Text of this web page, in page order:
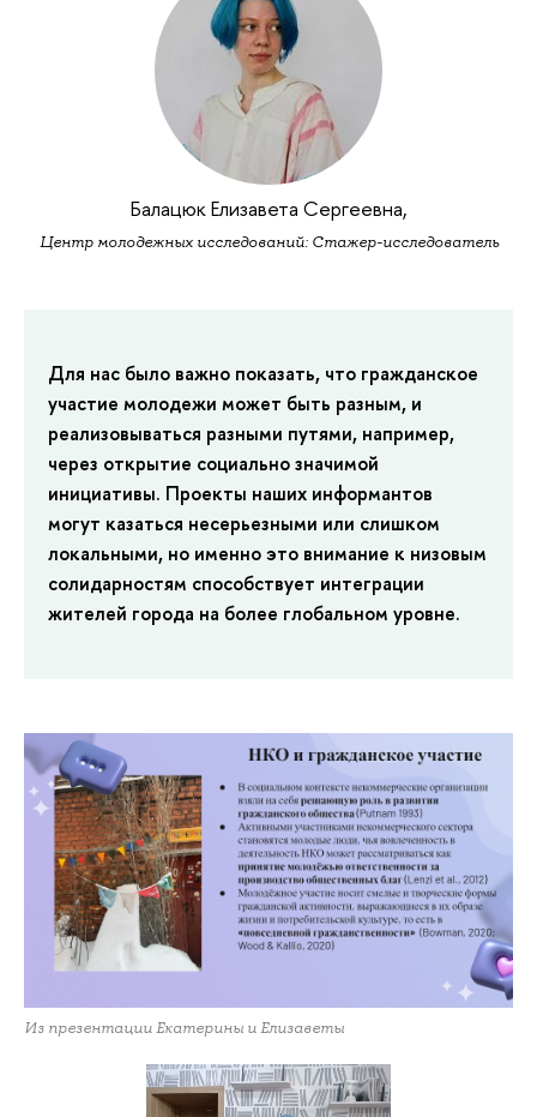
Балацюк Елизавета Сергеевна,
Центр молодежных исследований: Стажер-исследователь
Для нас было важно показать, что гражданское
участие молодежи может быть разным, и
реализовываться разными путями, например,
через открытие социально значимой
инициативы. Проекты наших информантов
могут казаться несерьезными или слишком
локальными, но именно это внимание к низовым
солидарностям способствует интеграции
жителей города на более глобальном уровне.
Из презентации Екатерины и Елизаветы